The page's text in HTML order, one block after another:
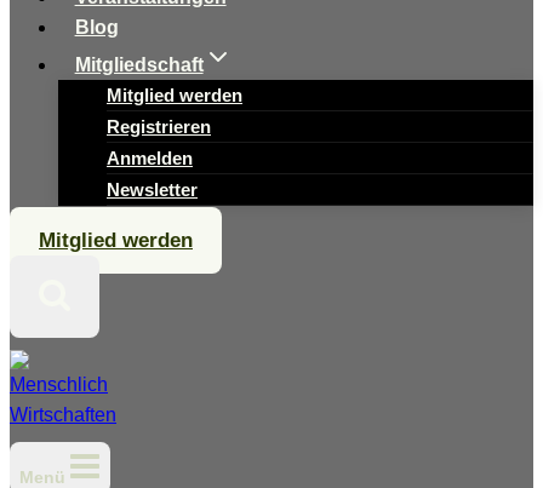
Blog
Mitgliedschaft
Mitglied werden
Registrieren
Anmelden
Newsletter
Mitglied werden
Menü